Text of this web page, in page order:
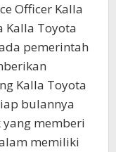
Officer Kalla
Kalla Toyota
pemerintah
Kalla Toyota
bulannya
memberi
memiliki